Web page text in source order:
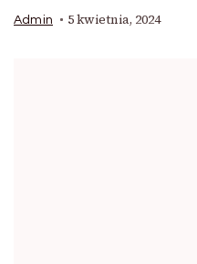
Admin 5 kwietnia, 2024